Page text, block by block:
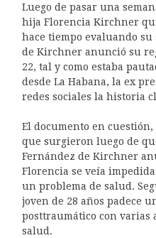
Luego de pasar una
hija Florencia Kirchner
hace tiempo evaluando
de Kirchner anunció su
22, tal y como estaba
desde La Habana, la ex
redes sociales la historia
El documento en
que surgieron luego de
Fernández de Kirchner
Florencia se veía
un problema de salud.
joven de 28 años padece
posttraumático con varias
salud.